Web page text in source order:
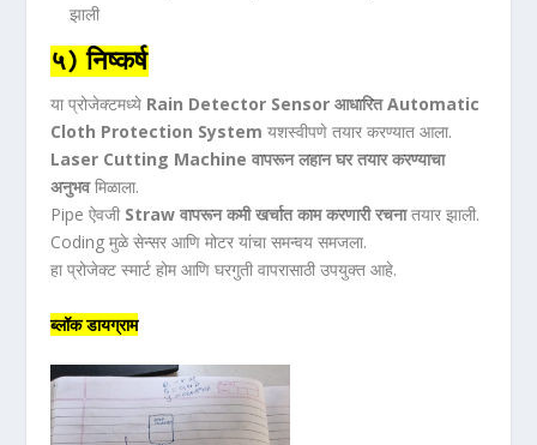
झाली
५) निष्कर्ष
या प्रोजेक्टमध्ये Rain Detector Sensor आधारित Automatic
Cloth Protection System यशस्वीपणे तयार करण्यात आला.
Laser Cutting Machine वापरून लहान घर तयार करण्याचा
अनुभवमिळाला.
Pipe ऐवजी Straw वापरून कमी खर्चात काम करणारी रचनातयार झाली.
Coding मुळे सेन्सर आणि मोटर यांचा समन्वय समजला.
हा प्रोजेक्ट स्मार्ट होम आणि घरगुती वापरासाठी उपयुक्त आहे.
ब्लॉक डायग्राम